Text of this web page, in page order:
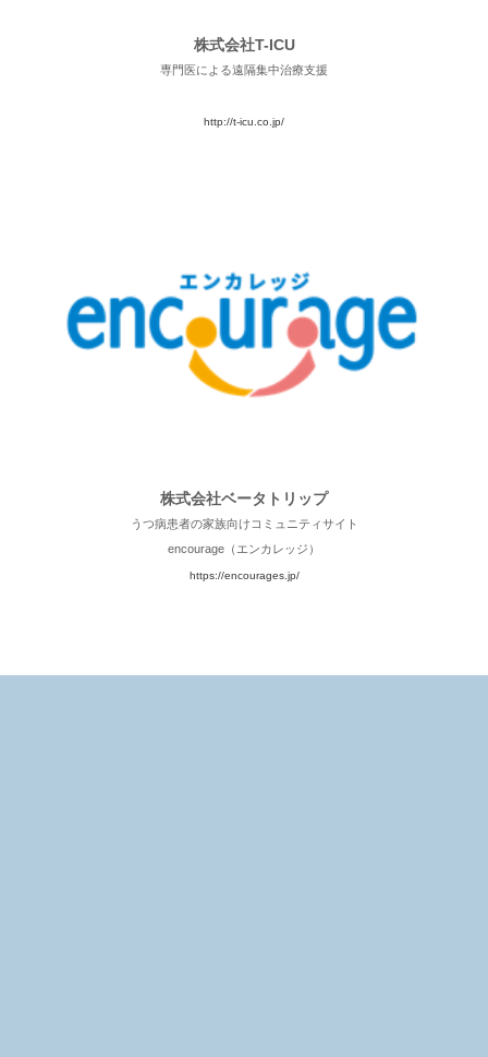
株式会社T-ICU
専門医による遠隔集中治療支援
http://t-icu.co.jp/
株式会社ベータトリップ
うつ病患者の家族向けコミュニティサイト
encourage（エンカレッジ）
https://encourages.jp/